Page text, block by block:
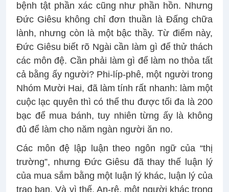
bệnh tật phần xác cũng như phần hồn. Nhưng
Đức Giêsu không chỉ đơn thuần là Đấng chữa
lành, nhưng còn là một bậc thầy. Từ điểm này,
Đức Giêsu biết rõ Ngài cần làm gì để thử thách
các môn đệ. Cần phải làm gì để làm no thỏa tất
cả bằng ấy người? Phi-líp-phê, một người trong
Nhóm Mười Hai, đã làm tính rất nhanh: làm một
cuộc lạc quyên thì có thể thu được tối đa là 200
bạc để mua bánh, tuy nhiên từng ấy là không
đủ để làm cho năm ngàn người ăn no.
Các môn đệ lập luận theo ngôn ngữ của “thị
trường”, nhưng Đức Giêsu đã thay thế luận lý
của mua sắm bằng một luận lý khác, luận lý của
trao ban. Và vì thế, An-rê, một người khác trong